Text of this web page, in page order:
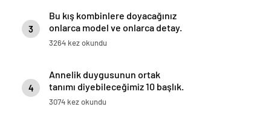
3
Bu kış kombinlere doyacağınız
onlarca model ve onlarca detay.
3264 kez okundu
4
Annelik duygusunun ortak
tanımı diyebileceğimiz 10 başlık.
3074 kez okundu